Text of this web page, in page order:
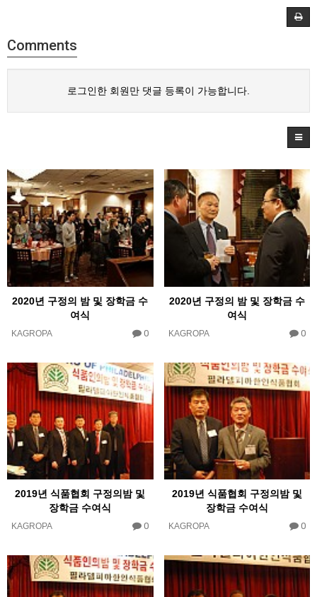
Comments
로그인한 회원만 댓글 등록이 가능합니다.
2020년 구정의 밤 및 장학금 수
여식
KAGROPA 0
2020년 구정의 밤 및 장학금 수
여식
KAGROPA 0
2019년 식품협회 구정의밤 및
장학금 수여식
KAGROPA 0
2019년 식품협회 구정의밤 및
장학금 수여식
KAGROPA 0